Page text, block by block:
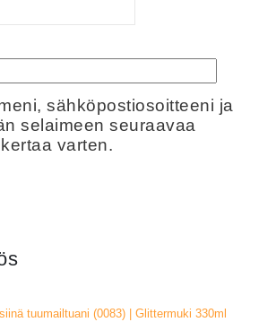
sähköpostiosoitteeni ja
selaimeen seuraavaa
varten.